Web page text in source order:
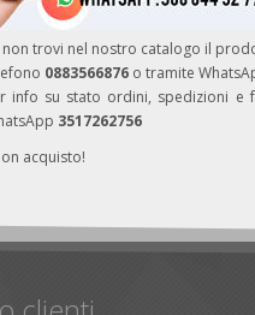
non trovi nel nostro catalogo il
0883566876 o tramite
info su stato ordini, spedizioni e
3517262756
acquisto!